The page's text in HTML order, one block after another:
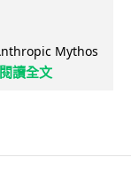
Mythos
閱讀全文